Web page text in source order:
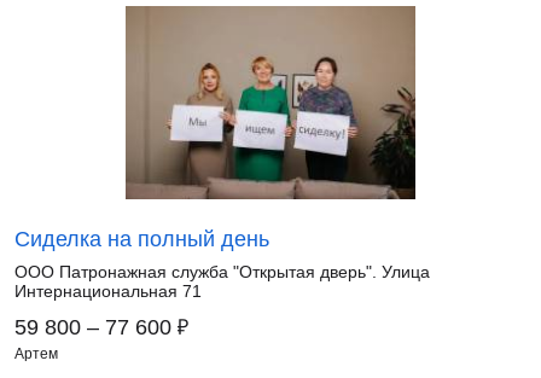
Сиделка на полный день
ООО Патронажная служба "Открытая дверь". Улица
Интернациональная 71
59 800 – 77 600 ₽
Артем